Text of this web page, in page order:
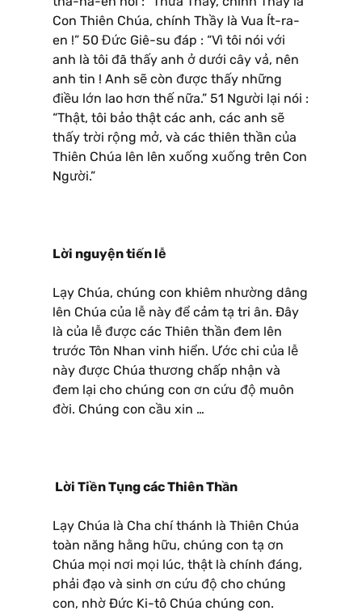
Con Thiên Chúa, chính Thầy là Vua Ít-ra-
en !” 50 Đức Giê-su đáp : “Vì tôi nói với
anh là tôi đã thấy anh ở dưới cây vả, nên
anh tin ! Anh sẽ còn được thấy những
điều lớn lao hơn thế nữa.” 51 Người lại nói :
“Thật, tôi bảo thật các anh, các anh sẽ
thấy trời rộng mở, và các thiên thần của
Thiên Chúa lên lên xuống xuống trên Con
Người.”
Lời nguyện tiến lễ
Lạy Chúa, chúng con khiêm nhường dâng
lên Chúa của lễ này để cảm tạ tri ân. Ðây
là của lễ được các Thiên thần đem lên
trước Tôn Nhan vinh hiển. Ước chi của lễ
này được Chúa thương chấp nhận và
đem lại cho chúng con ơn cứu độ muôn
đời. Chúng con cầu xin …
Lời Tiền Tụng các Thiên Thần
Lạy Chúa là Cha chí thánh là Thiên Chúa
toàn năng hằng hữu, chúng con tạ ơn
Chúa mọi nơi mọi lúc, thật là chính đáng,
phải đạo và sinh ơn cứu độ cho chúng
con, nhờ Ðức Ki-tô Chúa chúng con.